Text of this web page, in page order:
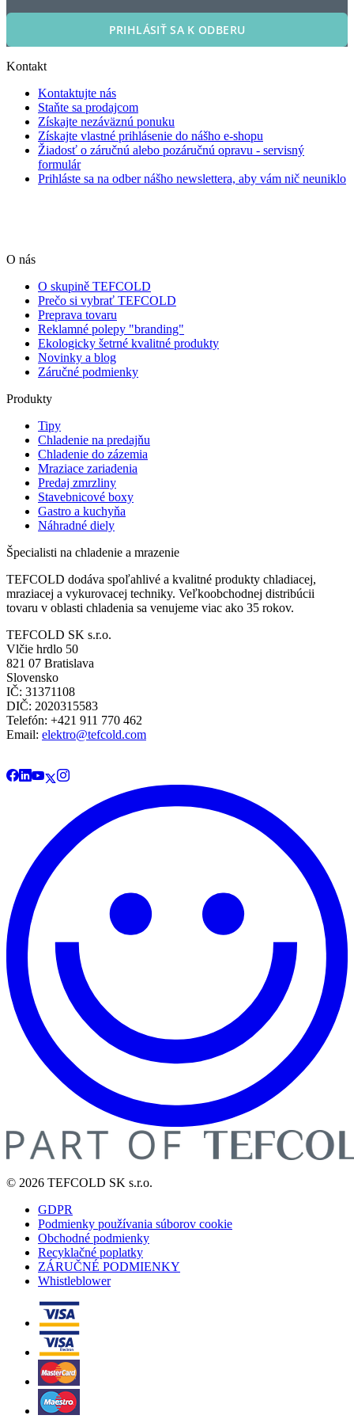
PRIHLÁSIŤ SA K ODBERU
Kontakt
Kontaktujte nás
Staňte sa prodajcom
Získajte nezáväznú ponuku
Získajte vlastné prihlásenie do nášho e-shopu
Žiadosť o záručnú alebo pozáručnú opravu - servisný
formulár
Prihláste sa na odber nášho newslettera, aby vám nič neuniklo
O nás
O skupině TEFCOLD
Prečo si vybrať TEFCOLD
Preprava tovaru
Reklamné polepy "branding"
Ekologicky šetrné kvalitné produkty
Novinky a blog
Záručné podmienky
Produkty
Tipy
Chladenie na predajňu
Chladenie do zázemia
Mraziace zariadenia
Predaj zmrzliny
Stavebnicové boxy
Gastro a kuchyňa
Náhradné diely
Špecialisti na chladenie a mrazenie
TEFCOLD dodáva spoľahlivé a kvalitné produkty chladiacej,
mraziacej a vykurovacej techniky. Veľkoobchodnej distribúcii
tovaru v oblasti chladenia sa venujeme viac ako 35 rokov.
TEFCOLD SK s.r.o.
Vlčie hrdlo 50
821 07 Bratislava
Slovensko
IČ: 31371108
DIČ: 2020315583
Telefón: +421 911 770 462
Email: elektro@tefcold.com
© 2026 TEFCOLD SK s.r.o.
GDPR
Podmienky používania súborov cookie
Obchodné podmienky
Recyklačné poplatky
ZÁRUČNÉ PODMIENKY
Whistleblower